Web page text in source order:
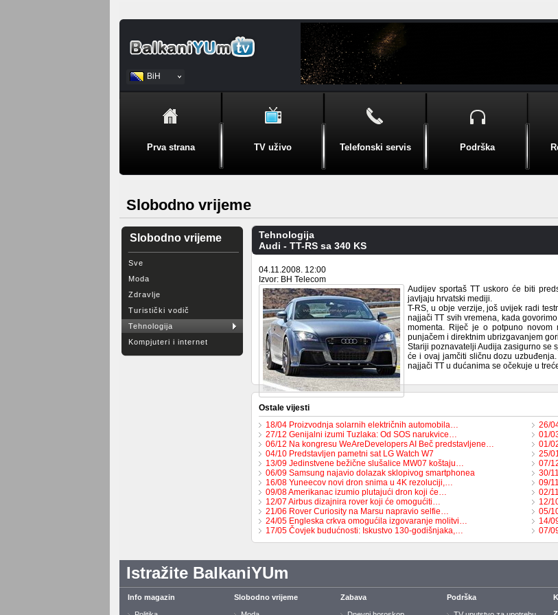
BiH
Srpski
Prva strana TV uživo Telefonski servis Podrška
Slobodno vrijeme
Slobodno vrijeme
Sve
Moda
Zdravlje
Turistički vodič
Tehnologija
Kompjuteri i internet
Tehnologija
Audi - TT-RS sa 340 KS
04.11.2008. 12:00
Izvor: BH Telecom
Audijev sportaš TT uskoro će biti
javljaju hrvatski mediji.
T-RS, u obje verzije, još uvijek radi
najjači TT svih vremena, kada
momenta. Riječ je o potpuno
punjačem i direktnim ubrizgavanjem
Stariji poznavatelji Audija zasigurno se
će i ovaj jamčiti sličnu dozu
najjači TT u dućanima se očekuje u
Ostale vijesti
18/04 Proizvodnja solarnih električnih automobila…
27/12 Genijalni izumi Tuzlaka: Od SOS narukvice…
06/12 Na kongresu WeAreDevelopers AI Beč predstavljene…
04/10 Predstavljen pametni sat LG Watch W7
13/09 Jedinstvene bežične slušalice MW07 koštaju…
06/09 Samsung najavio dolazak sklopivog smartphonea
16/08 Yuneecov novi dron snima u 4K rezoluciji,…
09/08 Amerikanac izumio plutajući dron koji će…
12/07 Airbus dizajnira rover koji će omogućiti…
21/06 Rover Curiosity na Marsu napravio selfie…
24/05 Engleska crkva omogućila izgovaranje molitvi…
17/05 Čovjek budućnosti: Iskustvo 130-godišnjaka,…
26/
01/
01/
25/
07/
30/
09/
02/
12/
05/
14/
07/
Istražite BalkaniYUm
Info magazin Slobodno vrijeme Zabava Podrška